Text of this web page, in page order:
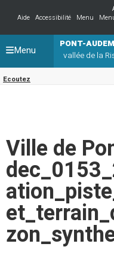
Aide
Accessibilité Menu
PONT-
vallée de la
Ecoutez
Menu
Ville de